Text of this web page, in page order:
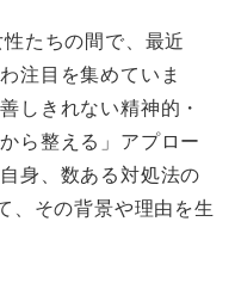
たちの間で、最近
注目を集めていま
しきれない精神的・
ら整える」アプロー
身、数ある対処法の
、その背景や理由を生